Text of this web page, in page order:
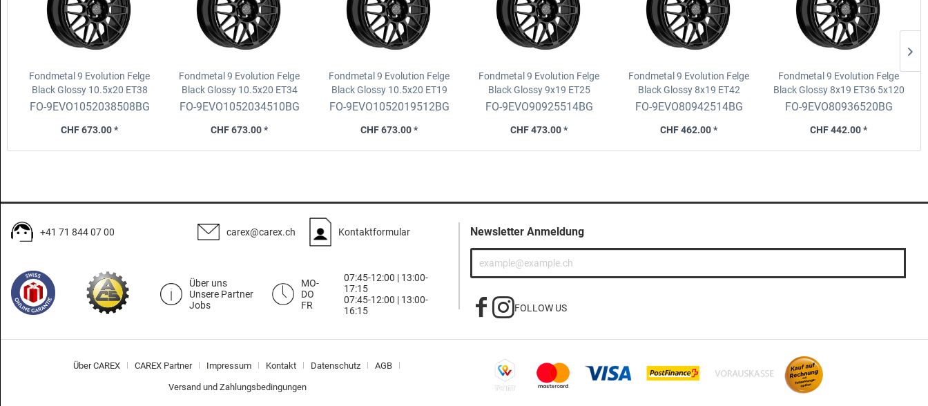
Fondmetal 9 Evolution Felge
Black Glossy 10.5x20 ET38
5x108 75.0
FO-9EVO1052038508BG
CHF 673.00 *
Fondmetal 9 Evolution Felge
Black Glossy 10.5x20 ET34
5x110 65.1 fix
FO-9EVO1052034510BG
CHF 673.00 *
Fondmetal 9 Evolution Felge
Black Glossy 10.5x20 ET19
5x112 75.0
FO-9EVO1052019512BG
CHF 673.00 *
Fondmetal 9 Evolution Felge
Black Glossy9x19 ET25
5x114.3 75.0
FO-9EVO90925514BG
CHF 473.00 *
Fondmetal 9 Evolution Felge
Black Glossy8x19 ET42
5x114.3 75.0
FO-9EVO80942514BG
CHF 462.00 *
Fondmetal 9 Evolution Felge
Black Glossy8x19 ET36 5x120
72.6 fix
FO-9EVO80936520BG
CHF 442.00 *
+41 71 844 07 00 carex@carex.ch Kontaktformular
Über uns
Unsere Partner
Jobs
MO-
DO
FR
07:45-12:00 | 13:00-
17:15
07:45-12:00 | 13:00-
16:15
Newsletter Anmeldung
FOLLOW US
Über CAREX CAREX Partner Impressum Kontakt Datenschutz AGB
Versand und Zahlungsbedingungen